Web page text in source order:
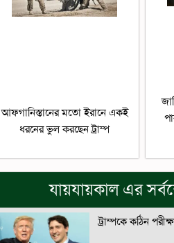
আফগানিস্তানের মতো ইরানে একই
ধরনের ভুল করছেন ট্রাম্প
যায়যায়কাল এর
ট্রাম্পকে কঠিন